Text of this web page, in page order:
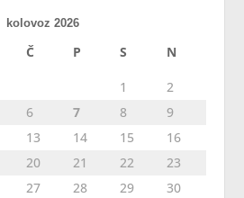
kolovoz 2026
Č P S N
1
2
6 7 8
9
13 14 15
16
20 21 22
23
27 28 29
30